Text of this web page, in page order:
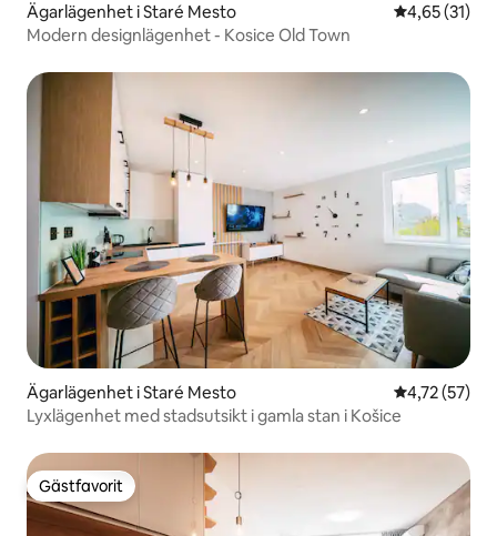
Ägarlägenhet i Staré Mesto 4,65 av 5 i
4,65 (31)
Modern designlägenhet - Kosice Old Town
Ägarlägenhet i Staré Mesto 4,72 av 5 i
4,72 (57)
Lyxlägenhet med stadsutsikt i gamla stan i Košice
Gästfavorit
Gästfavorit